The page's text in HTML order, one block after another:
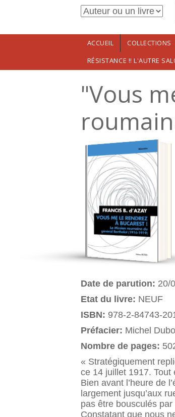
Aller au contenu principal
ACCUEIL COLLECTIONS
RÉSISTANCE !! L'AUTRE
"Vous
25.00€
Date de parution: 20/
Etat du livre: NEUF
ISBN: 978-2-84743-
Préfacier: Michel
Nombre de pages:
« Stratégiquement
ce 14 juillet 1917. Tout
Bien avant l’heure de
largement jusqu’aux
pas être bousculés
Constatant que nous